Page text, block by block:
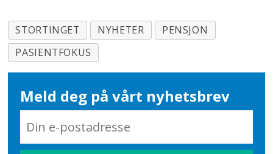
STORTINGET NYHETER
PENSJON
PASIENTFOKUS
Meld deg på vårt nyhetsbrev